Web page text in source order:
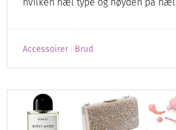
Accessoirer Brud